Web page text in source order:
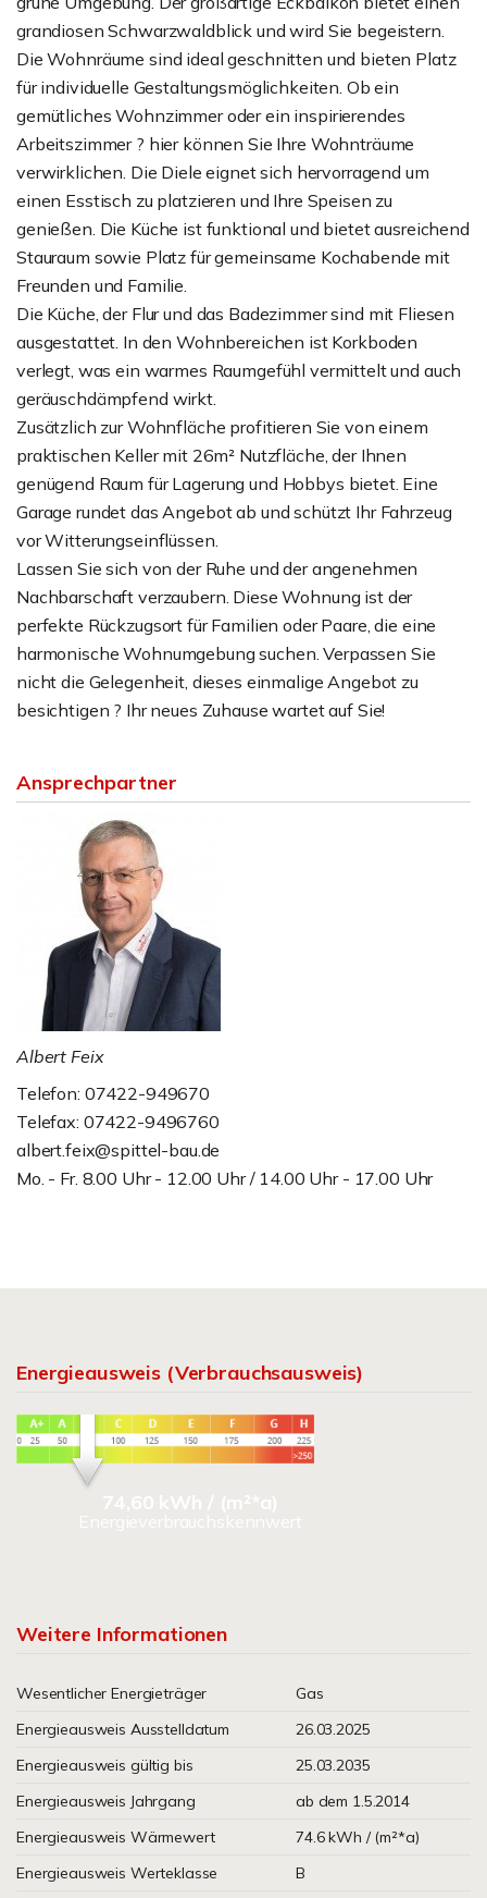
grandiosen Schwarzwaldblick und wird Sie begeistern.
Die Wohnräume sind ideal geschnitten und bieten Platz
für individuelle Gestaltungsmöglichkeiten. Ob ein
gemütliches Wohnzimmer oder ein inspirierendes
Arbeitszimmer ? hier können Sie Ihre Wohnträume
verwirklichen. Die Diele eignet sich hervorragend um
einen Esstisch zu platzieren und Ihre Speisen zu
genießen. Die Küche ist funktional und bietet ausreichend
Stauraum sowie Platz für gemeinsame Kochabende mit
Freunden und Familie.
Die Küche, der Flur und das Badezimmer sind mit Fliesen
ausgestattet. In den Wohnbereichen ist Korkboden
verlegt, was ein warmes Raumgefühl vermittelt und auch
geräuschdämpfend wirkt.
Zusätzlich zur Wohnfläche profitieren Sie von einem
praktischen Keller mit 26m² Nutzfläche, der Ihnen
genügend Raum für Lagerung und Hobbys bietet. Eine
Garage rundet das Angebot ab und schützt Ihr Fahrzeug
vor Witterungseinflüssen.
Lassen Sie sich von der Ruhe und der angenehmen
Nachbarschaft verzaubern. Diese Wohnung ist der
perfekte Rückzugsort für Familien oder Paare, die eine
harmonische Wohnumgebung suchen. Verpassen Sie
nicht die Gelegenheit, dieses einmalige Angebot zu
besichtigen ? Ihr neues Zuhause wartet auf Sie!
Ansprechpartner
Albert Feix
Telefon: 07422-949670
Telefax: 07422-9496760
albert.feix@spittel-bau.de
Mo. - Fr. 8.00 Uhr - 12.00 Uhr / 14.00 Uhr - 17.00 Uhr
Energieausweis (Verbrauchsausweis)
74,60 kWh / (m²*a)
Energieverbrauchskennwert
Weitere Informationen
Wesentlicher Energieträger
Gas
Energieausweis Ausstelldatum
26.03.2025
Energieausweis gültig bis
25.03.2035
Energieausweis Jahrgang
ab dem 1.5.2014
Energieausweis Wärmewert
74.6 kWh / (m²*a)
Energieausweis Werteklasse
B